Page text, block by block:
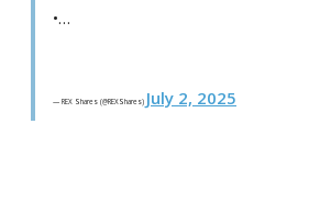
•…
— REX Shares (@REXShares) July 2, 2025